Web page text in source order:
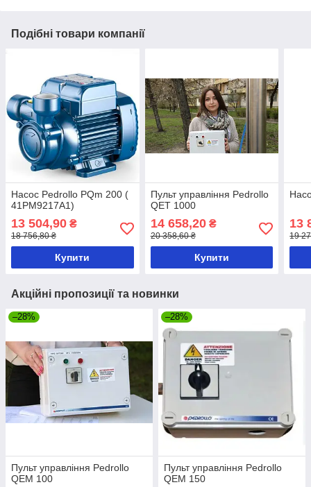
Подібні товари компанії
Насос Pedrollo PQm 200 (
41PM9217A1)
13 504,90 ₴
18 756,80 ₴
Купити
Пульт управління Pedrollo
QET 1000
14 658,20₴
20 358,60 ₴
Купити
13
19
Акційні пропозиції та новинки
–28%
Пульт управління Pedrollo
QEM 100
–28%
Пульт управління Pedrollo
QEM 150